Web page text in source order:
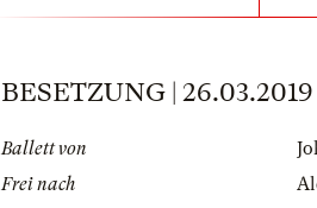
BESETZUNG | 26.03.2019
Ballett von
Frei nach